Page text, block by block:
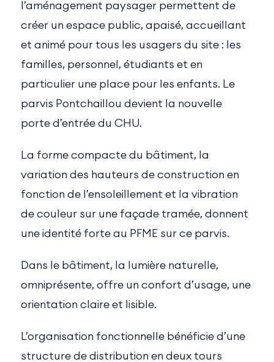
l’aménagement paysager permettent de
créer un espace public, apaisé, accueillant
et animé pour tous les usagers du site : les
familles, personnel, étudiants et en
particulier une place pour les enfants. Le
parvis Pontchaillou devient la nouvelle
porte d’entrée du CHU.
La forme compacte du bâtiment, la
variation des hauteurs de construction en
fonction de l’ensoleillement et la vibration
de couleur sur une façade tramée, donnent
une identité forte au PFME sur ce parvis.
Dans le bâtiment, la lumière naturelle,
omniprésente, offre un confort d’usage, une
orientation claire et lisible.
L’organisation fonctionnelle bénéficie d’une
structure de distribution en deux tours